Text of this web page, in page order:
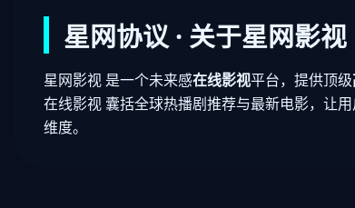
星网协议 · 关于星网影视
星网影视 是一个未来感在线影视平台，提供顶级
在线影视 囊括全球热播剧推荐与最新电影，让用
维度。